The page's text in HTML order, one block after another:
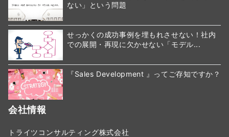
ない」という問題
せっかくの成功事例を埋もれさせない！社内
での展開・再現に欠かせない「モデル...
『Sales Development 』ってご存知ですか？
会社情報
トライツコンサルティング株式会社